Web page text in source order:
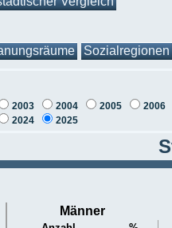
Sozialregionen
2003 2004 2005
2006
2024 2025
Männer